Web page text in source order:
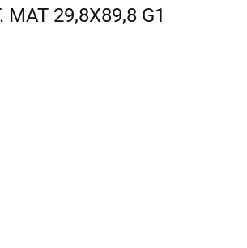
MAT 29,8X89,8 G1